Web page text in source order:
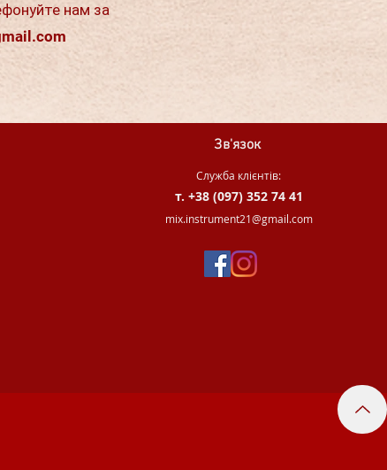
нам за
Зв'язок
Служба клієнтів:
т. +38 (097) 352 74 41
mix.instrument21@gmail.com